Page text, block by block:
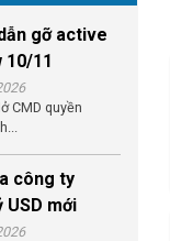
gỡ active
10/11
CMD quyền
công ty
USD mới